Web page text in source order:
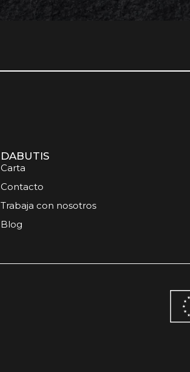
DABUTIS
Carta
Contacto
Trabaja con nosotros
Blog